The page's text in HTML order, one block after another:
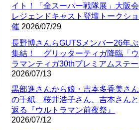
イト！「全スーパー戦隊展」大阪
レジェンドキャスト登壇トークシ
催 2026/07/29
長野博さんらGUTSメンバー26年
集結！ グリッターティガ降臨「ウ
ラマンティガ30thプレミアムステー
2026/07/13
黒部進さんから娘・吉本多香美さ
の手紙 桜井浩子さん、吉本さんと
返る『ウルトラマン前夜祭』
2026/07/12